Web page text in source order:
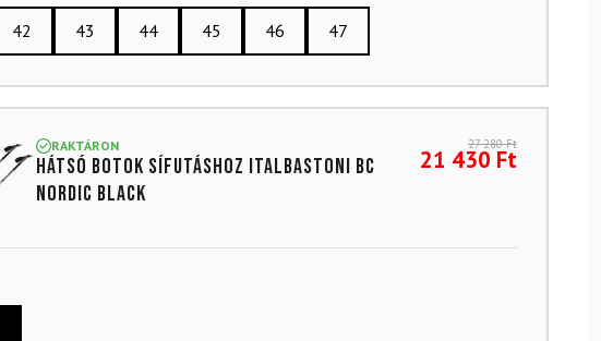
42 43 44 45 46 47
RAKTÁRON
Hátsó botok sífutáshoz ITALBASTONI BC
Nordic Black
27 280Ft
21 430 Ft